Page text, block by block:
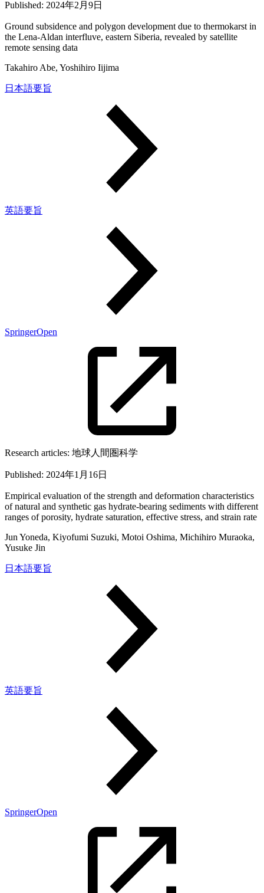
Published: 2024年2月9日
Ground subsidence and polygon development due to thermokarst in
the Lena-Aldan interfluve, eastern Siberia, revealed by satellite
remote sensing data
Takahiro Abe, Yoshihiro Iijima
日本語要旨
英語要旨
SpringerOpen
Research articles: 地球人間圏科学
Published: 2024年1月16日
Empirical evaluation of the strength and deformation characteristics
of natural and synthetic gas hydrate-bearing sediments with different
ranges of porosity, hydrate saturation, effective stress, and strain rate
Jun Yoneda, Kiyofumi Suzuki, Motoi Oshima, Michihiro Muraoka,
Yusuke Jin
日本語要旨
英語要旨
SpringerOpen